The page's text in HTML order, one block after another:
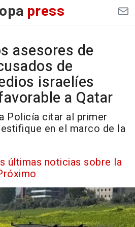
press
asesores de
de
israelíes
a Qatar
Policía citar al primer
en el marco de la
últimas noticias sobre la